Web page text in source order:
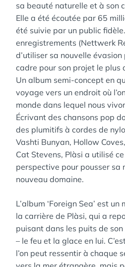
sa beauté naturelle et à son
Elle a été écoutée par 65
été suivie par un public
enregistrements (Nettwerk
d’utiliser sa nouvelle
cadre pour son projet le plus
Un album semi-concept en
voyage vers un endroit où
monde dans lequel nous
Écrivant des chansons pop
des plumitifs à cordes de
Vashti Bunyan, Hollow
Cat Stevens, Plàsi a utilisé
perspective pour pousser sa
nouveau domaine.
L’album ‘Foreign Sea’ est
la carrière de Plàsi, qui a
puisant dans les puits de
– le feu et la glace en lui.
l’on peut ressentir à chaque